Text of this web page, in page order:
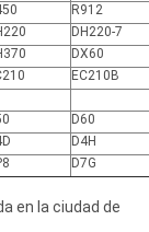
R912
DH220-7
DX60
EC210B
D60
D4H
D7G
en la ciudad de